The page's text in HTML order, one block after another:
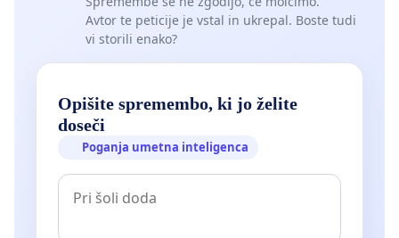
Avtor te peticije je vstal in ukrepal. Boste tudi
vi storili enako?
Opišite spremembo, ki jo želite
doseči
Poganja umetna inteligenca